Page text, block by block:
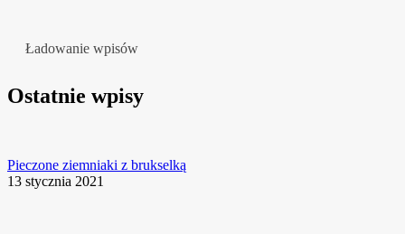
Ładowanie wpisów
Ostatnie wpisy
Pieczone ziemniaki z brukselką
13 stycznia 2021